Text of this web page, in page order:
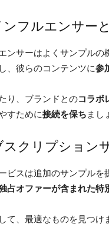
ンフルエンサー
ンサーはよくサンプル
し、彼らのコンテンツに参
り、ブランドとのコラボ
すために接続を保ち まし
スクリプション
ビスは追加のサンプルを
占オファーが含まれた特
して、最適なものを見つ